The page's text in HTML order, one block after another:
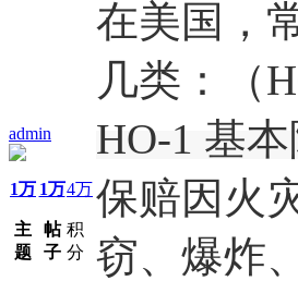
admin
1万
主
题
1万
帖
子
4万
积
分
在美国，
几类：（
HO-1 基
保赔因火
窃、爆炸